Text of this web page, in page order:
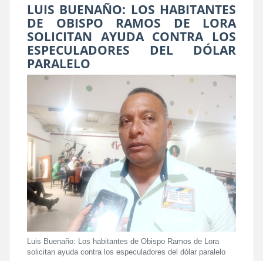
LUIS BUENAÑO: LOS HABITANTES
DE OBISPO RAMOS DE LORA
SOLICITAN AYUDA CONTRA LOS
ESPECULADORES DEL DÓLAR
PARALELO
Luis Buenaño: Los habitantes de Obispo Ramos de Lora
solicitan ayuda contra los especuladores del dólar paralelo